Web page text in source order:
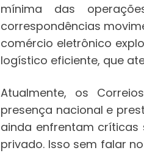
mínima das
correspondências
comércio eletrônico
logístico eficiente, que
Atualmente, os
presença nacional e
ainda enfrentam críticas
privado. Isso sem falar